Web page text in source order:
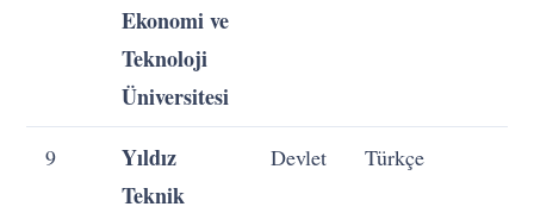
Ekonomi ve
Teknoloji
Üniversitesi
9
Yıldız
Teknik
Devlet Türkçe